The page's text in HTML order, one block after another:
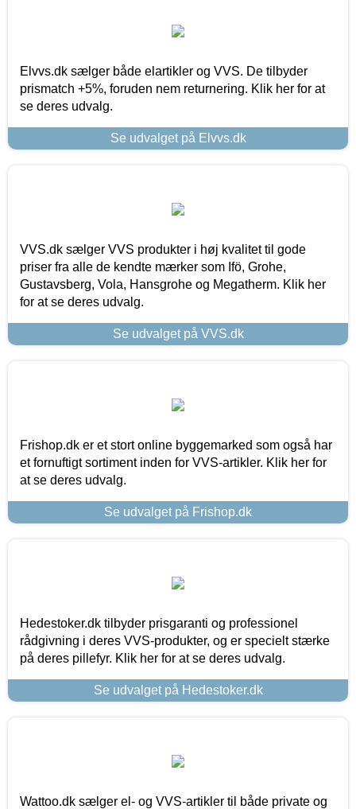
Elvvs.dk sælger både elartikler og VVS. De tilbyder
prismatch +5%, foruden nem returnering. Klik her for at
se deres udvalg.
Se udvalget på Elvvs.dk
VVS.dk sælger VVS produkter i høj kvalitet til gode
priser fra alle de kendte mærker som Ifö, Grohe,
Gustavsberg, Vola, Hansgrohe og Megatherm. Klik her
for at se deres udvalg.
Se udvalget på VVS.dk
Frishop.dk er et stort online byggemarked som også har
et fornuftigt sortiment inden for VVS-artikler. Klik her for
at se deres udvalg.
Se udvalget på Frishop.dk
Hedestoker.dk tilbyder prisgaranti og professionel
rådgivning i deres VVS-produkter, og er specielt stærke
på deres pillefyr. Klik her for at se deres udvalg.
Se udvalget på Hedestoker.dk
Wattoo.dk sælger el- og VVS-artikler til både private og